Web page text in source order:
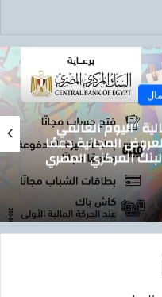
تيسيرًا على
توصيل